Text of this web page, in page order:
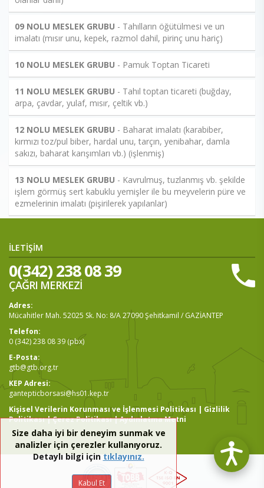
09 NOLU MESLEK GRUBU - Tahılların öğütülmesi ve un
imalatı (mısır unu, kepek, razmol dahil, pirinç unu hariç)
10 NOLU MESLEK GRUBU - Pamuk Toptan Ticareti
11 NOLU MESLEK GRUBU - Tahıl toptan ticareti (buğday,
arpa, çavdar, yulaf, mısır, çeltik vb.)
12 NOLU MESLEK GRUBU - Baharat imalatı (karabiber,
kırmızı toz/pul biber, hardal unu, tarçın, yenibahar, damla
sakızı, baharat karışımları vb.) (işlenmiş)
13 NOLU MESLEK GRUBU - Kavrulmuş, tuzlanmış vb. şekilde
işlem görmüş sert kabuklu yemişler ile bu meyvelerin püre ve
ezmelerinin imalatı (pişirilerek yapılanlar)
İLETİŞİM
0(342) 238 08 39
ÇAĞRI MERKEZİ
Adres:
Mücahitler Mah. 52025 Sk. No: 8/A 27090 Şehitkamil / GAZİANTEP
Telefon:
0 (342) 238 08 39 (pbx)
E-Posta:
gtb@gtb.org.tr
KEP Adresi:
gantepticborsasi@hs01.kep.tr
Kişisel Verilerin Korunması ve İşlenmesi Politikası | Gizlilik
Politikası|Çerez Politikası|Aydınlatma Metni
Size daha iyi bir deneyim sunmak ve
analizler için çerezler kullanıyoruz.
Detaylı bilgi içintıklayınız.
Kabul Et